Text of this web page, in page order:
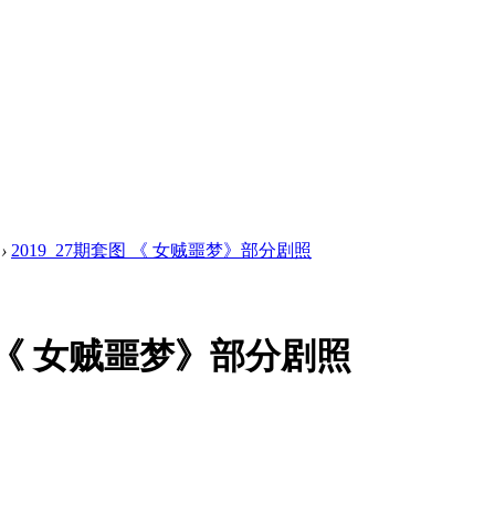
› 2019_27期套图 《 女贼噩梦》部分剧照
女贼噩梦》部分剧照